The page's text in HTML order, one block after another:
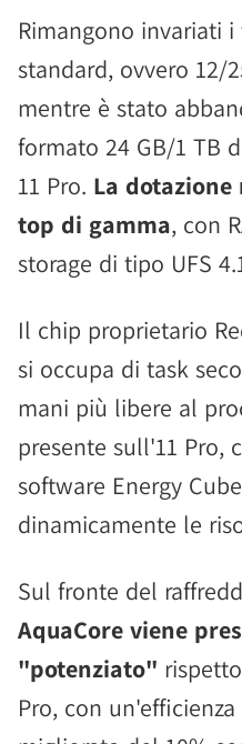
Rimangono invariati
standard, ovvero 12/
mentre è stato
formato 24 GB/1 TB
11 Pro. La
top di gamma, con
storage di tipo UFS
Il chip proprietario
si occupa di task
mani più libere al
presente sull'11 Pro,
software Energy
dinamicamente le
Sul fronte del
AquaCore viene
"potenziato"
Pro, con